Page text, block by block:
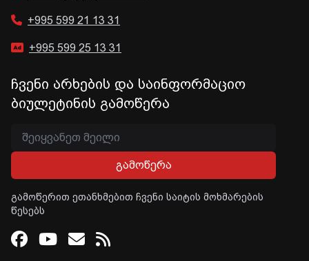
+995 599 21 13 31
+995 599 25 13 31
ჩვენი არხების და საინფორმაციო
ბიულეტინის გამოწერა
გამოწერა
გამოწერით ეთანხმებით ჩვენი საიტის მოხმარების
წესებს
Facebook
Youtube
Email
RSS